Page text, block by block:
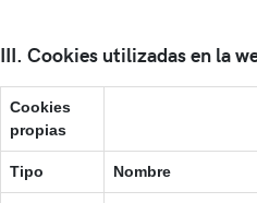
III. Cookies utilizadas en la
Cookies
propias
Tipo Nombre